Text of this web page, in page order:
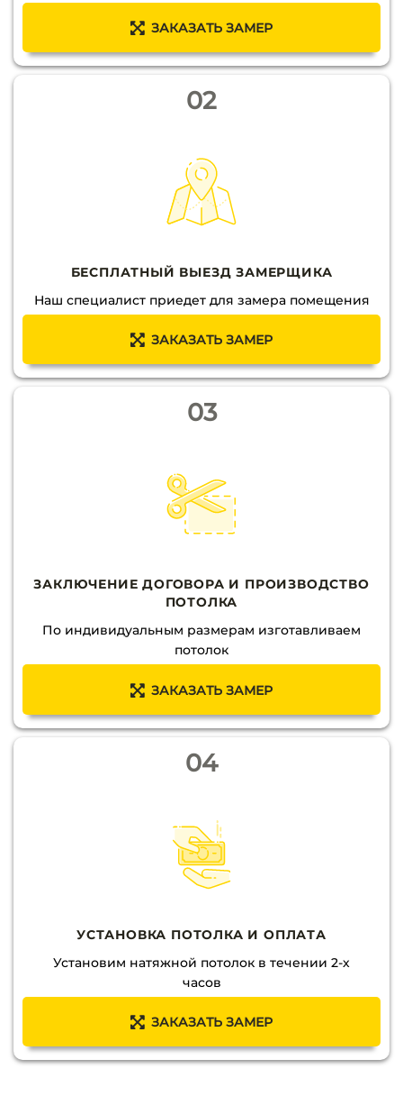
ЗАКАЗАТЬ ЗАМЕР
02
БЕСПЛАТНЫЙ ВЫЕЗД ЗАМЕРЩИКА
Наш специалист приедет для замера помещения
ЗАКАЗАТЬ ЗАМЕР
03
ЗАКЛЮЧЕНИЕ ДОГОВОРА И ПРОИЗВОДСТВО
ПОТОЛКА
По индивидуальным размерам изготавливаем
потолок
ЗАКАЗАТЬ ЗАМЕР
04
УСТАНОВКА ПОТОЛКА И ОПЛАТА
Установим натяжной потолок в течении 2-х
часов
ЗАКАЗАТЬ ЗАМЕР